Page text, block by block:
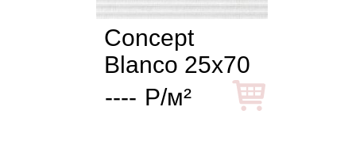
Сoncept
Blanco 25x70
---- Р/м²